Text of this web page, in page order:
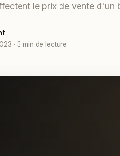
le prix de vente d'un
· 3 min de lecture